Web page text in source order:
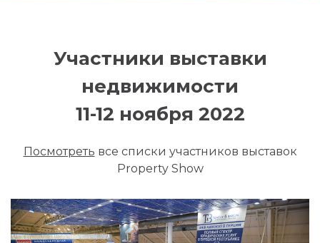
Участники выставки
недвижимости
11-12 ноября 2022
Посмотреть все списки участников выставок
Property Show